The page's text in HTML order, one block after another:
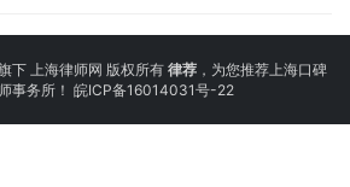
上海律师网 版权所有 律荐，为您推荐上海口碑
事务所！ 皖ICP备16014031号-22